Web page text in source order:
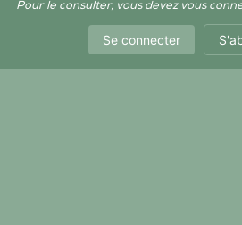
Pour le consulter, vous devez vous
Se connecter